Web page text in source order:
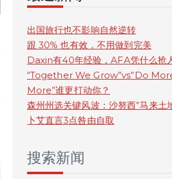
r
c
h
出国旅行也不影响自然逆转
跟 30% 也有效，不用做到完美
Daxin有40年经验，AFA凭什么抢
“Together We Grow”vs”Do
More”谁更打动你？
森州州选关键风波：沙努西”马来土
卜艾直言3点咎由自取
搜索新闻